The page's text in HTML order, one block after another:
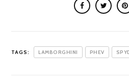
TAGS: LAMBORGHINI PHEV